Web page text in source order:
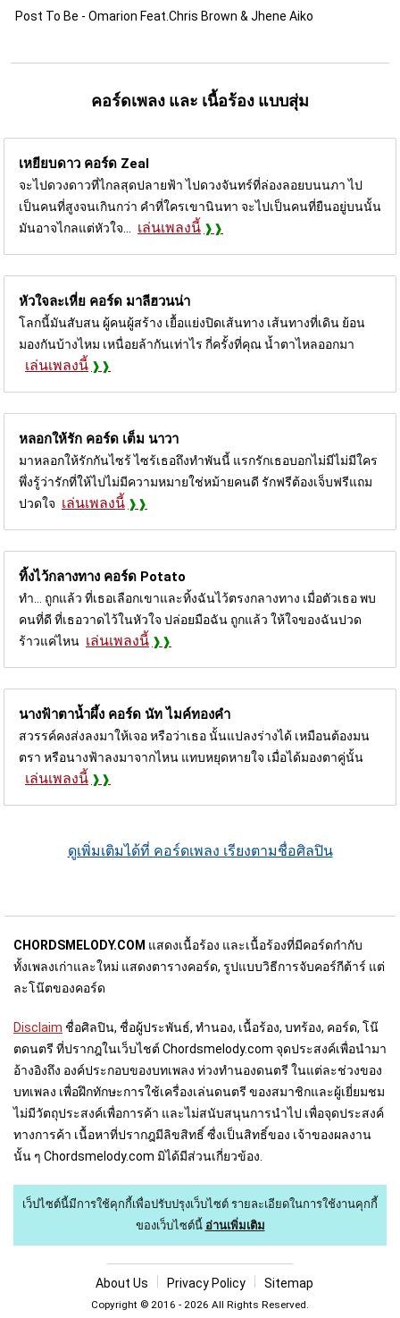
Post To Be - Omarion Feat.Chris Brown & Jhene Aiko
คอร์ดเพลง และ เนื้อร้อง แบบสุ่ม
เหยียบดาว คอร์ด Zeal
จะไปดวงดาวที่ไกลสุดปลายฟ้า ไปดวงจันทร์ที่ล่องลอยบนนภา ไป
เป็นคนที่สูงจนเกินกว่า คำที่ใครเขานินทา จะไปเป็นคนที่ยืนอยู่บนนั้น
มันอาจไกลแต่หัวใจ... เล่นเพลงนี้
หัวใจละเหี่ย คอร์ด มาลีฮวนน่า
โลกนี้มันสับสน ผู้คนผู้สร้าง เยื้อแย่งปิดเส้นทาง เส้นทางที่เดิน ย้อน
มองกันบ้างไหม เหนื่อยล้ากันเท่าไร กี่ครั้งที่คุณ น้ำตาไหลออกมา
เล่นเพลงนี้
หลอกให้รัก คอร์ด เต็ม นาวา
มาหลอกให้รักกันไซร้ ไซร้เธอถึงทำพันนี้ แรกรักเธอบอกไม่มีไม่มีใคร
พึ่งรู้ว่ารักที่ให้ไปไม่มีความหมายใช่หม้ายคนดี รักฟรีต้องเจ็บฟรีแถม
ปวดใจ เล่นเพลงนี้
ทิ้งไว้กลางทาง คอร์ด Potato
ทำ... ถูกแล้ว ที่เธอเลือกเขาและทิ้งฉันไว้ตรงกลางทาง เมื่อตัวเธอ พบ
คนที่ดี ที่เธอวาดไว้ในหัวใจ ปล่อยมือฉัน ถูกแล้ว ให้ใจของฉันปวด
ร้าวแค่ไหน เล่นเพลงนี้
นางฟ้าตาน้ำผึ้ง คอร์ด นัท ไมค์ทองคำ
สวรรค์คงส่งลงมาให้เจอ หรือว่าเธอ นั้นแปลงร่างได้ เหมือนต้องมน
ตรา หรือนางฟ้าลงมาจากไหน แทบหยุดหายใจ เมื่อได้มองตาคู่นั้น
เล่นเพลงนี้
ดูเพิ่มเติมได้ที่ คอร์ดเพลง เรียงตามชื่อศิลปิน
CHORDSMELODY.COM แสดงเนื้อร้อง และเนื้อร้องที่มีคอร์ดกำกับ
ทั้งเพลงเก่าและใหม่ แสดงตารางคอร์ด, รูปแบบวิธีการจับคอร์กีต้าร์ แต่
ละโน๊ตของคอร์ด
Disclaim ชื่อศิลปิน, ชื่อผู้ประพันธ์, ทำนอง, เนื้อร้อง, บทร้อง, คอร์ด, โน๊
ตดนตรี ที่ปรากฎในเว็บไชต์ Chordsmelody.com จุดประสงค์เพื่อนำมา
อ้างอิงถึง องค์ประกอบของบทเพลง ท่วงทำนองดนตรี ในแต่ละช่วงของ
บทเพลง เพื่อฝึกทักษะการใช้เครื่องเล่นดนตรี ของสมาชิกและผู้เยี่ยมชม
ไม่มีวัตถุประสงค์เพื่อการค้า และไม่สนับสนุนการนำไป เพื่อจุดประสงค์
ทางการค้า เนื้อหาที่ปรากฎมีลิขสิทธิ์ ซื่งเป็นสิทธิ์ของ เจ้าของผลงาน
นั้น ๆ Chordsmelody.com มิได้มีส่วนเกี่ยวข้อง.
เว็ปไซต์นี้มีการใช้คุกกี้เพื่อปรับปรุงเว็บไซต์ รายละเอียดในการใช้งานคุกกี้
ของเว็บไซต์นี้ อ่านเพิ่มเติม
About Us Privacy Policy Sitemap
Copyright © 2016 - 2026 All Rights Reserved.